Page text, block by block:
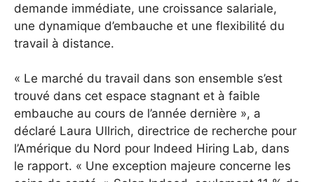
demande immédiate, une croissance salariale,
une dynamique d’embauche et une flexibilité du
travail à distance.
« Le marché du travail dans son ensemble s’est
trouvé dans cet espace stagnant et à faible
embauche au cours de l’année dernière », a
déclaré Laura Ullrich, directrice de recherche pour
l’Amérique du Nord pour Indeed Hiring Lab, dans
le rapport. « Une exception majeure concerne les